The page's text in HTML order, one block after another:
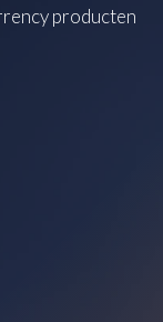
producten